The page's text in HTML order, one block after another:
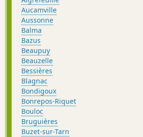
Aucamville
Aussonne
Balma
Bazus
Beaupuy
Beauzelle
Bessières
Blagnac
Bondigoux
Bonrepos-Riquet
Bouloc
Bruguières
Buzet-sur-Tarn